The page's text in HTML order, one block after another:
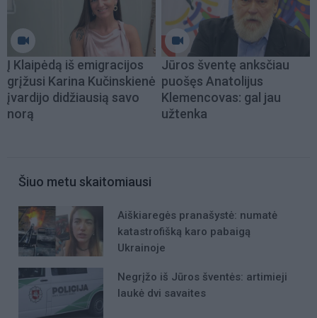
Į Klaipėdą iš emigracijos
grįžusi Karina Kučinskienė
įvardijo didžiausią savo
norą
Jūros šventę anksčiau
puošęs Anatolijus
Klemencovas: gal jau
užtenka
Šiuo metu skaitomiausi
Aiškiaregės pranašystė: numatė
katastrofišką karo pabaigą
Ukrainoje
Negrįžo iš Jūros šventės: artimieji
laukė dvi savaites